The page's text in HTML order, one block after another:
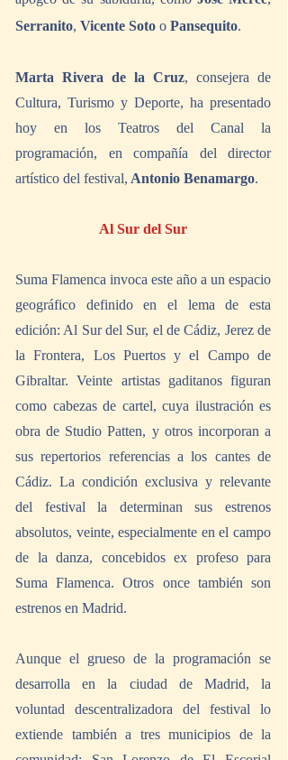
Serranito, Vicente Soto o Pansequito.
Marta Rivera de la Cruz, consejera de
Cultura, Turismo y Deporte, ha presentado
hoy en los Teatros del Canal la
programación, en compañía del director
artístico del festival, Antonio Benamargo.
Al Sur del Sur
Suma Flamenca invoca este año a un espacio
geográfico definido en el lema de esta
edición: Al Sur del Sur, el de Cádiz, Jerez de
la Frontera, Los Puertos y el Campo de
Gibraltar. Veinte artistas gaditanos figuran
como cabezas de cartel, cuya ilustración es
obra de Studio Patten, y otros incorporan a
sus repertorios referencias a los cantes de
Cádiz. La condición exclusiva y relevante
del festival la determinan sus estrenos
absolutos, veinte, especialmente en el campo
de la danza, concebidos ex profeso para
Suma Flamenca. Otros once también son
estrenos en Madrid.
Aunque el grueso de la programación se
desarrolla en la ciudad de Madrid, la
voluntad descentralizadora del festival lo
extiende también a tres municipios de la